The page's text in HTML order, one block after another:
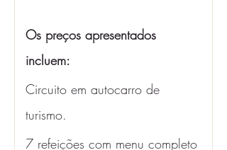
Os preços apresentados
incluem:
Circuito em autocarro de
turismo.
7 refeições com menu completo